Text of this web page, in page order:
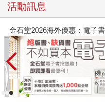
活動訊息
金石堂2026海外優惠：電子書